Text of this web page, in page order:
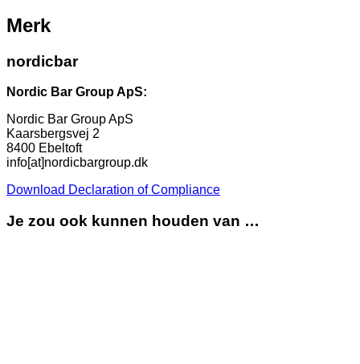
Merk
nordicbar
Nordic Bar Group ApS:
Nordic Bar Group ApS
Kaarsbergsvej 2
8400 Ebeltoft
info[at]nordicbargroup.dk
Download Declaration of Compliance
Je zou ook kunnen houden van …